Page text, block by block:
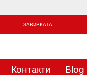
ЗАВИВКАТА
Контакти Blog